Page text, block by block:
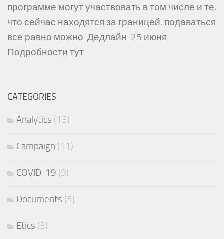
программе могут участвовать в том числе и те,
что сейчас находятся за границей, подаваться
все равно можно. Дедлайн: 25 июня.
Подробности тут.
CATEGORIES
Analytics (13)
Campaign (11)
COVID-19 (9)
Documents (5)
Etics (3)